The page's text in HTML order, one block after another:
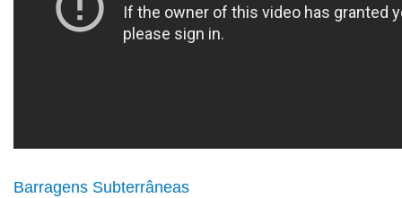
Barragens Subterrâneas